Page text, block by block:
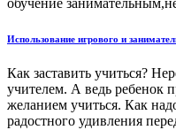
Использование игрового и
Как заставить учиться?
учителем. А ведь ребенок
желанием учиться. Как
радостного удивления